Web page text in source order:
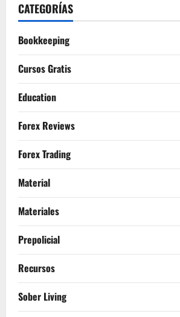
CATEGORÍAS
Bookkeeping
Cursos Gratis
Education
Forex Reviews
Forex Trading
Material
Materiales
Prepolicial
Recursos
Sober Living